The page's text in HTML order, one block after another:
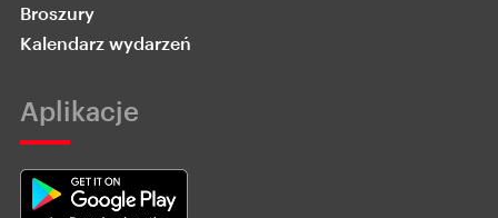
Broszury
Kalendarz wydarzeń
Aplikacje